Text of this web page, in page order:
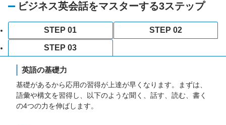
ビジネス英会話をマスターする3ステップ
STEP 01 STEP 02
STEP 03
英語の基礎力
基礎があるから応用の習得が上達が早くなります。まずは、
語彙や構文を習得し、以下のような聞く、話す、読む、書く
の4つの力を伸ばします。